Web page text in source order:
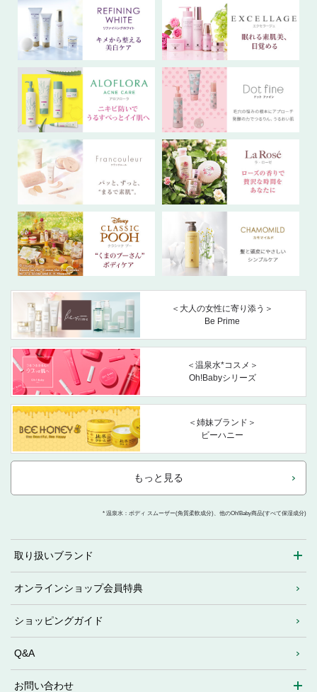
＜大人の女性に寄り添う＞
Be Prime
＜温泉水*コスメ＞
Oh!Babyシリーズ
＜姉妹ブランド＞
ビーハニー
もっと見る
* 温泉水：ボディ スムーザー(角質柔軟成分)、他のOh!Baby商品(すべて保湿成分)
取り扱いブランド
オンラインショップ会員特典
ショッピングガイド
Q&A
お問い合わせ